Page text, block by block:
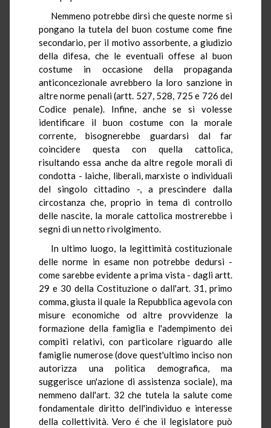
Nemmeno potrebbe dirsi che queste norme si
pongano la tutela del buon costume come fine
secondario, per il motivo assorbente, a giudizio
della difesa, che le eventuali offese al buon
costume in occasione della propaganda
anticoncezionale avrebbero la loro sanzione in
altre norme penali (artt. 527, 528, 725 e 726 del
Codice penale). Infine, anche se si volesse
identificare il buon costume con la morale
corrente, bisognerebbe guardarsi dal far
coincidere questa con quella cattolica,
risultando essa anche da altre regole morali di
condotta - laiche, liberali, marxiste o individuali
del singolo cittadino -, a prescindere dalla
circostanza che, proprio in tema di controllo
delle nascite, la morale cattolica mostrerebbe i
segni di un netto rivolgimento.
In ultimo luogo, la legittimità costituzionale
delle norme in esame non potrebbe dedursi -
come sarebbe evidente a prima vista - dagli artt.
29 e 30 della Costituzione o dall'art. 31, primo
comma, giusta il quale la Repubblica agevola con
misure economiche od altre provvidenze la
formazione della famiglia e l'adempimento dei
compiti relativi, con particolare riguardo alle
famiglie numerose (dove quest'ultimo inciso non
autorizza una politica demografica, ma
suggerisce un'azione di assistenza sociale), ma
nemmeno dall'art. 32 che tutela la salute come
fondamentale diritto dell'individuo e interesse
della collettività. Vero é che il legislatore può